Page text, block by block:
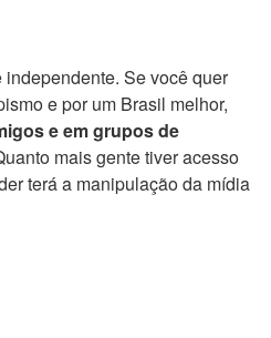
independente. Se você quer
e por um Brasil melhor,
e em grupos de
mais gente tiver acesso
terá a manipulação da mídia